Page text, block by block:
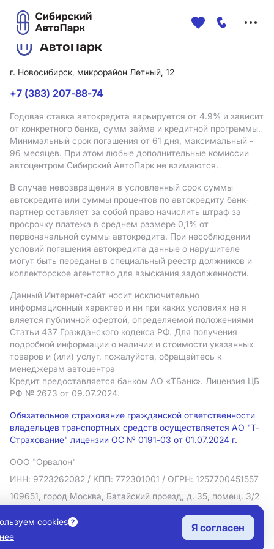
г. Новосибирск, микрорайон Летный, 12
+7 (383) 207-88-74
Годовая ставка автокредита варьируется от 4.9% и зависит
от конкретного банка, сумм займа и кредитной программы.
Минимальный срок погашения от 61 дня, максимальный -
96 месяцев. При этом любые дополнительные комиссии
автоцентром Сибирский АвтоПарк не взимаются.
В случае невозвращения в условленный срок суммы
автокредита или суммы процентов по автокредиту банк-
партнер оставляет за собой право начислить штраф за
просрочку платежа в среднем размере 0,1% от
первоначальной суммы автокредита. При несоблюдении
условий погашения автокредита данные о нарушителе
могут быть переданы в специальный реестр должников и
коллекторское агентство для взыскания задолженности.
Данный Интернет-сайт носит исключительно
информационный характер и ни при каких условиях не я
вляется публичной офертой, определяемой положениями
Статьи 437 Гражданского кодекса РФ. Для получения
подробной информации о наличии и стоимости указанных
товаров и (или) услуг, пожалуйста, обращайтесь к
менеджерам автоцентра
Кредит предоставляется банком АO «ТБанк». Лицензия ЦБ
РФ № 2673 от 09.07.2024.
Обязательное страхование гражданской ответственности
владельцев транспортных средств осуществляется АО "Т-
Страхование" лицензии ОС № 0191-03 от 01.07.2024 г.
ООО "Орвалон"
ИНН: 9723262082 / КПП: 772301001 / ОГРН: 1257700451557
109651, город Москва, Батайский проезд, д. 35, помещ. 3/2
Политика в отношении обработки персональных данных
Согласие на рекламную рассылку
Правовая информация
cookies
Я согласен